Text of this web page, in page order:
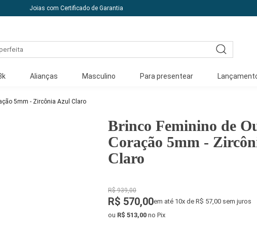
10% off com o cupom: PRIMEIRACOMPRA
Alianças Masculino Para presentear
5mm - Zircônia Azul Claro
Brinco Feminino de
Coração 5mm -
Claro
R$ 939,00
R$ 570,00em até 10x de R$ 57,00 sem juros
ou R$ 513,00 no Pix